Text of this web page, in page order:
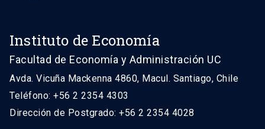
Instituto de Economía
Facultad de Economía y Administración UC
Avda. Vicuña Mackenna 4860, Macul. Santiago, Chile
Teléfono: +56 2 2354 4303
Dirección de Postgrado: +56 2 2354 4028